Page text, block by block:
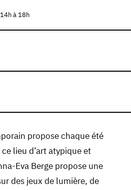
à 18h
propose chaque été
lieu d’art atypique et
Eva Berge propose une
des jeux de lumière, de